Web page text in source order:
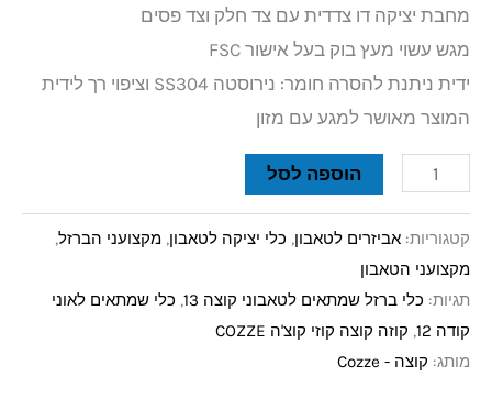
מחבת יציקה דו צדדית עם צד חלק וצד פסים
מגש עשוי מעץ בוק בעל אישור FSC
ידית ניתנת להסרה חומר: נירוסטה SS304 וציפוי רך לידית
המוצר מאושר למגע עם מזון
הוספה לסל
קטגוריות: אביזרים לטאבון, כלי יציקה לטאבון, מקצועני הברזל,
מקצועני הטאבון
תגיות: כלי ברזל שמתאים לטאבוני קוצה 13 , כלי שמתאים לאוני
קודה 12
, קוזה קוצה קוזי קוצ'ה COZZE
מותג: קוצה - Cozze